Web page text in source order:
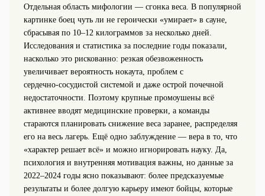
Отдельная область мифологии — сгонка веса. В популярной
картинке боец чуть ли не героически «умирает» в сауне,
сбрасывая по 10–12 килограммов за несколько дней.
Исследования и статистика за последние годы показали,
насколько это рискованно: резкая обезвоженность
увеличивает вероятность нокаута, проблем с
сердечно‑сосудистой системой и даже острой почечной
недостаточности. Поэтому крупные промоушены всё
активнее вводят медицинские проверки, а команды
стараются планировать снижение веса заранее, распределяя
его на весь лагерь. Ещё одно заблуждение — вера в то, что
«характер решает всё» и можно игнорировать науку. Да,
психология и внутренняя мотивация важны, но данные за
2022–2024 годы ясно показывают: более предсказуемые
результаты и более долгую карьеру имеют бойцы, которые